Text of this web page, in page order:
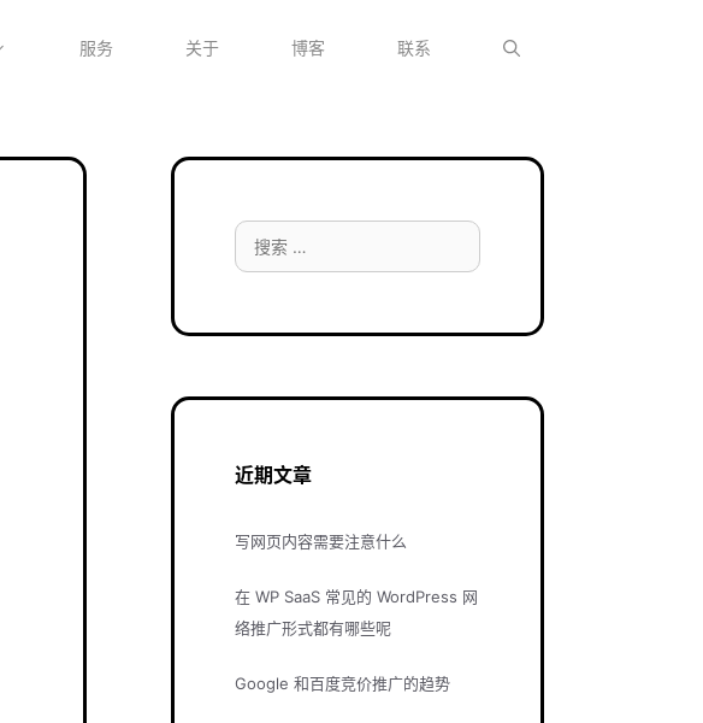
服务 关于 博客 联系
搜
索：
近期文章
写网页内容需要注意什么
在 WP SaaS 常见的 WordPress 网
络推广形式都有哪些呢
Google 和百度竞价推广的趋势